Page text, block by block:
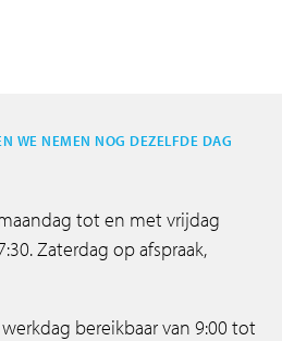
WE NEMEN NOG DEZELFDE DAG
tot en met vrijdag
Zaterdag op afspraak,
bereikbaar van 9:00 tot